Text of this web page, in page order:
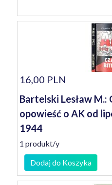
16,00 PLN
Bartelski Lesław M.:
opowieść o AK od
1944
1 produkt/y
Dodaj do Koszyka